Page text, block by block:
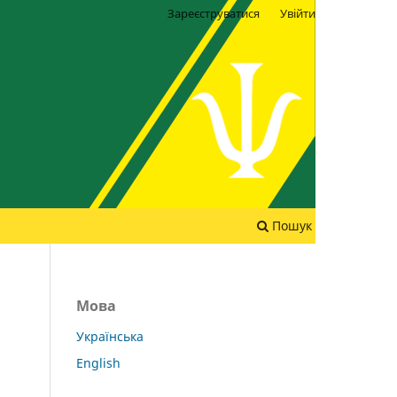
Пошук
Зареєструватися Увійти
Мова
Українська
English